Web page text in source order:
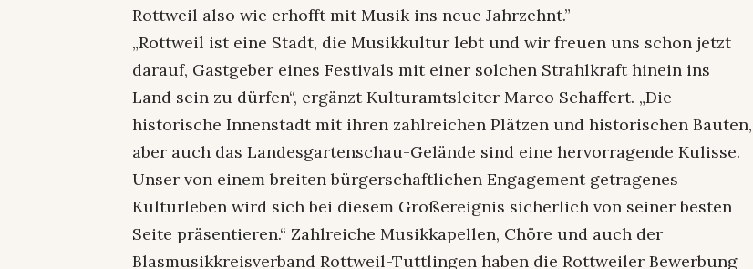
Rottweil also wie erhofft mit Musik ins neue Jahrzehnt.”
„Rottweil ist eine Stadt, die Musikkultur lebt und wir freuen uns schon jetzt
darauf, Gastgeber eines Festivals mit einer solchen Strahlkraft hinein ins
Land sein zu dürfen“, ergänzt Kulturamtsleiter Marco Schaffert. „Die
historische Innenstadt mit ihren zahlreichen Plätzen und historischen Bauten,
aber auch das Landesgartenschau-Gelände sind eine hervorragende Kulisse.
Unser von einem breiten bürgerschaftlichen Engagement getragenes
Kulturleben wird sich bei diesem Großereignis sicherlich von seiner besten
Seite präsentieren.“ Zahlreiche Musikkapellen, Chöre und auch der
Blasmusikkreisverband Rottweil-Tuttlingen haben die Rottweiler Bewerbung